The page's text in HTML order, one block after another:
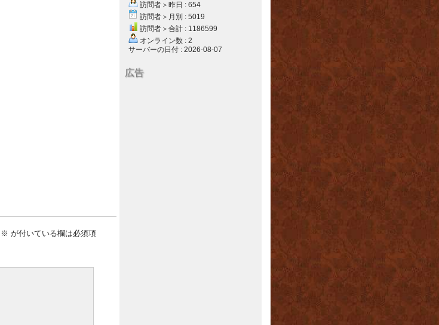
※ が付いている欄は必須項
訪問者＞昨日 : 654
訪問者＞月別 : 5019
訪問者＞合計 : 1186599
オンライン数 : 2
サーバーの日付 : 2026-08-07
広告